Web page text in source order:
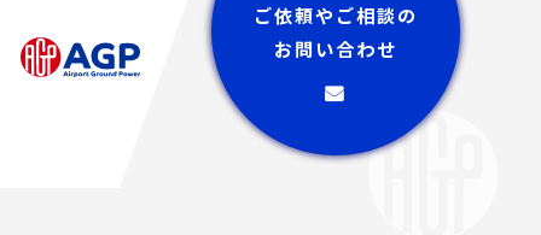
ご依頼やご相談の
お問い合わせ